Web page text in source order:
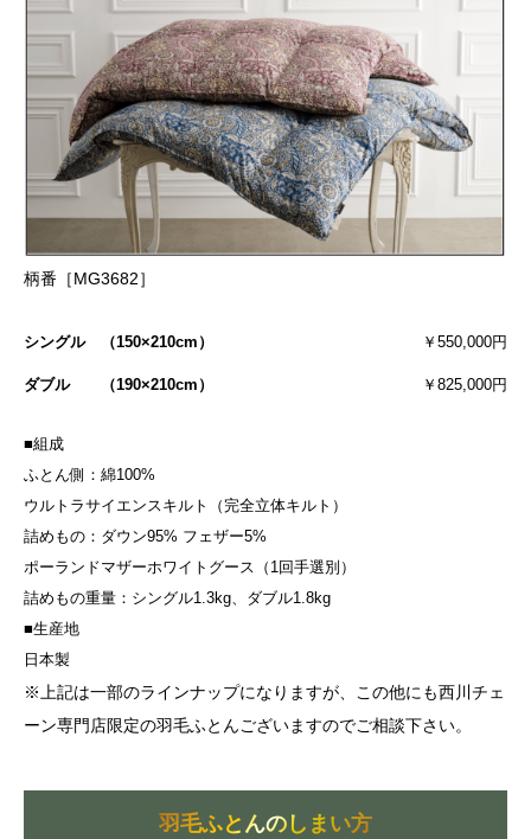
柄番［MG3682］
シングル （150×210cm） ￥550,000円
ダブル （190×210cm） ￥825,000円
■組成
ふとん側：綿100%
ウルトラサイエンスキルト（完全立体キルト）
詰めもの：ダウン95% フェザー5%
ポーランドマザーホワイトグース（1回手選別）
詰めもの重量：シングル1.3kg、ダブル1.8kg
■生産地
日本製
※上記は一部のラインナップになりますが、この他にも西川チェ
ーン専門店限定の羽毛ふとんございますのでご相談下さい。
羽毛ふとんのしまい方